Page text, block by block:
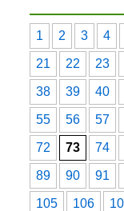
1 2 3 4
21 22 23
38 39 40
55 56 57
72 73 74
89 90 91
105 106